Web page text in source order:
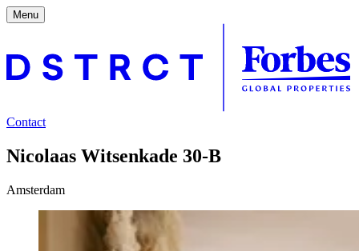
Menu
Contact
Nicolaas Witsenkade 30-B
Amsterdam